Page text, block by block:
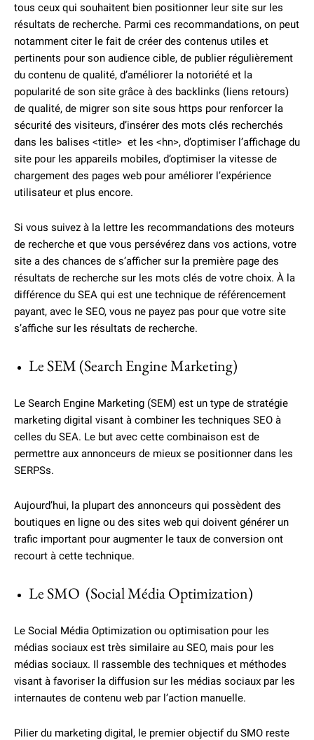
tous ceux qui souhaitent bien positionner leur site sur les
résultats de recherche. Parmi ces recommandations, on peut
notamment citer le fait de créer des contenus utiles et
pertinents pour son audience cible, de publier régulièrement
du contenu de qualité, d’améliorer la notoriété et la
popularité de son site grâce à des backlinks (liens retours)
de qualité, de migrer son site sous https pour renforcer la
sécurité des visiteurs, d’insérer des mots clés recherchés
dans les balises <title> et les <hn>, d’optimiser l’affichage du
site pour les appareils mobiles, d’optimiser la vitesse de
chargement des pages web pour améliorer l’expérience
utilisateur et plus encore.
Si vous suivez à la lettre les recommandations des moteurs
de recherche et que vous persévérez dans vos actions, votre
site a des chances de s’afficher sur la première page des
résultats de recherche sur les mots clés de votre choix. À la
différence du SEA qui est une technique de référencement
payant, avec le SEO, vous ne payez pas pour que votre site
s’affiche sur les résultats de recherche.
Le SEM (Search Engine Marketing)
Le Search Engine Marketing (SEM) est un type de stratégie
marketing digital visant à combiner les techniques SEO à
celles du SEA. Le but avec cette combinaison est de
permettre aux annonceurs de mieux se positionner dans les
SERPSs.
Aujourd’hui, la plupart des annonceurs qui possèdent des
boutiques en ligne ou des sites web qui doivent générer un
trafic important pour augmenter le taux de conversion ont
recourt à cette technique.
Le SMO (Social Média Optimization)
Le Social Média Optimization ou optimisation pour les
médias sociaux est très similaire au SEO, mais pour les
médias sociaux. Il rassemble des techniques et méthodes
visant à favoriser la diffusion sur les médias sociaux par les
internautes de contenu web par l’action manuelle.
Pilier du marketing digital, le premier objectif du SMO reste